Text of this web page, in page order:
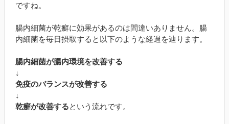
ですね。
腸内細菌が乾癬に効果があるのは間違いありません。腸
内細菌を毎日摂取すると以下のような経過を辿ります。
腸内細菌が腸内環境を改善する
↓
免疫のバランスが改善する
↓
乾癬が改善するという流れです。